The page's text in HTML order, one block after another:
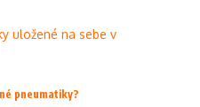
pneumatiky?